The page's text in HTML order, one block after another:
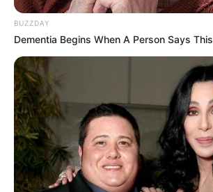
BUZZDAY
Dementia Begins When A Person Says